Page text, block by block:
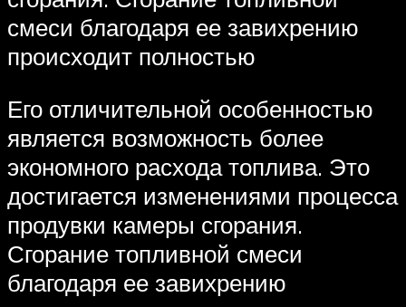
смеси благодаря ее завихрению
происходит полностью
Его отличительной особенностью
является возможность более
экономного расхода топлива. Это
достигается изменениями процесса
продувки камеры сгорания.
Сгорание топливной смеси
благодаря ее завихрению